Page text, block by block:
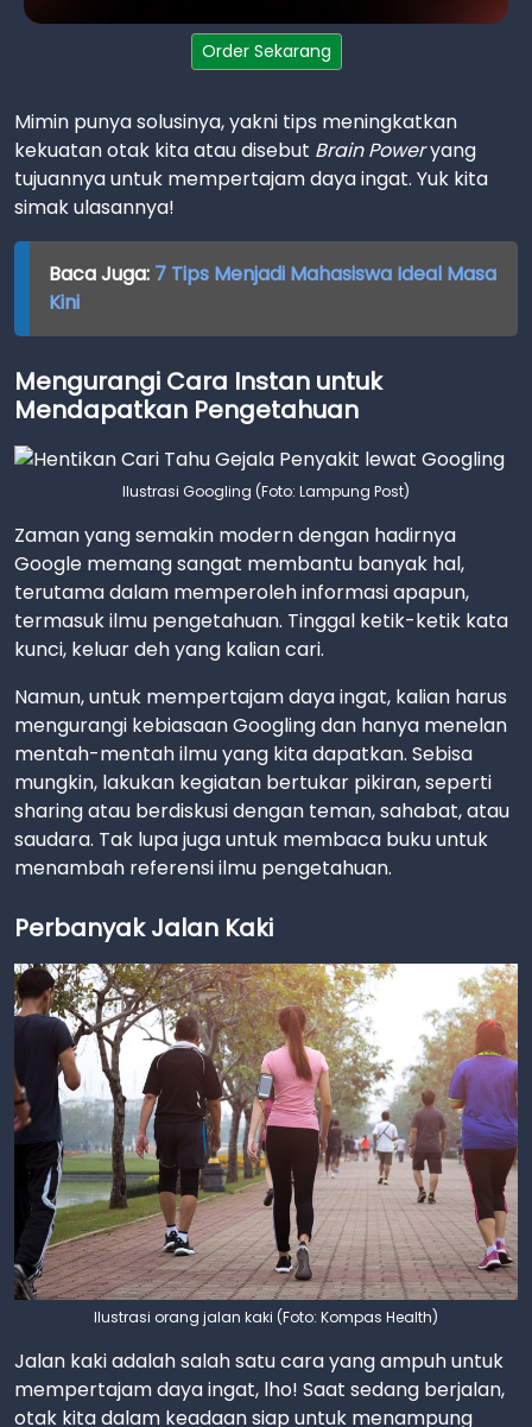
Order Sekarang
Mimin punya solusinya, yakni tips meningkatkan
kekuatan otak kita atau disebut Brain Poweryang
tujuannya untuk mempertajam daya ingat. Yuk kita
simak ulasannya!
Baca Juga: 7 Tips Menjadi Mahasiswa Ideal Masa
Kini
Mengurangi Cara Instan untuk
Mendapatkan Pengetahuan
Ilustrasi Googling (Foto: Lampung Post)
Zaman yang semakin modern dengan hadirnya
Google memang sangat membantu banyak hal,
terutama dalam memperoleh informasi apapun,
termasuk ilmu pengetahuan. Tinggal ketik-ketik kata
kunci, keluar deh yang kalian cari.
Namun, untuk mempertajam daya ingat, kalian harus
mengurangi kebiasaan Googling dan hanya menelan
mentah-mentah ilmu yang kita dapatkan. Sebisa
mungkin, lakukan kegiatan bertukar pikiran, seperti
sharing atau berdiskusi dengan teman, sahabat, atau
saudara. Tak lupa juga untuk membaca buku untuk
menambah referensi ilmu pengetahuan.
Perbanyak Jalan Kaki
Ilustrasi orang jalan kaki (Foto: Kompas Health)
Jalan kaki adalah salah satu cara yang ampuh untuk
mempertajam daya ingat, lho! Saat sedang berjalan,
otak kita dalam keadaan siap untuk menampung